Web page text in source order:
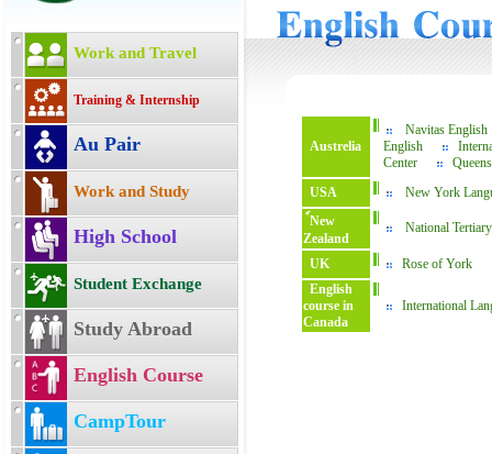
Work and Travel
Training & Internship
Au Pair
Work and Study
High School
Student Exchange
Study Abroad
English Course
CampTour
Austrelia
Navitas English
English
Center
USA
New York
์New
Zealand
National
UK
Rose of York
English
course in
Canada
International